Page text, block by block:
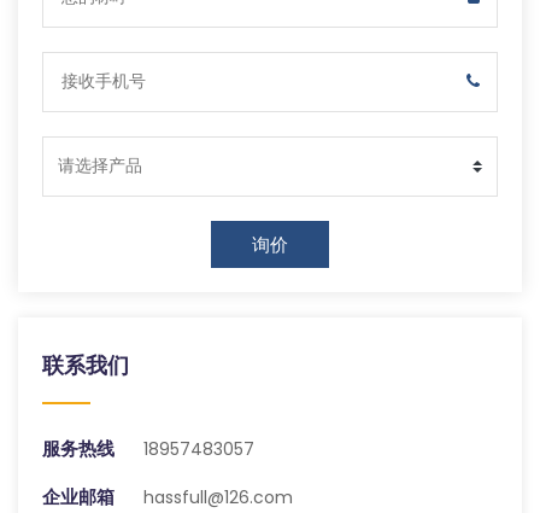
询价
联系我们
服务热线 18957483057
企业邮箱 hassfull@126.com